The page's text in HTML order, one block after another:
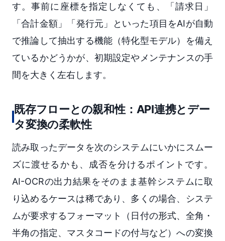
す。事前に座標を指定しなくても、「請求日」
「合計金額」「発行元」といった項目をAIが自動
で推論して抽出する機能（特化型モデル）を備え
ているかどうかが、初期設定やメンテナンスの手
間を大きく左右します。
既存フローとの親和性：API連携とデー
タ変換の柔軟性
読み取ったデータを次のシステムにいかにスムー
ズに渡せるかも、成否を分けるポイントです。
AI-OCRの出力結果をそのまま基幹システムに取
り込めるケースは稀であり、多くの場合、システ
ムが要求するフォーマット（日付の形式、全角・
半角の指定、マスタコードの付与など）への変換